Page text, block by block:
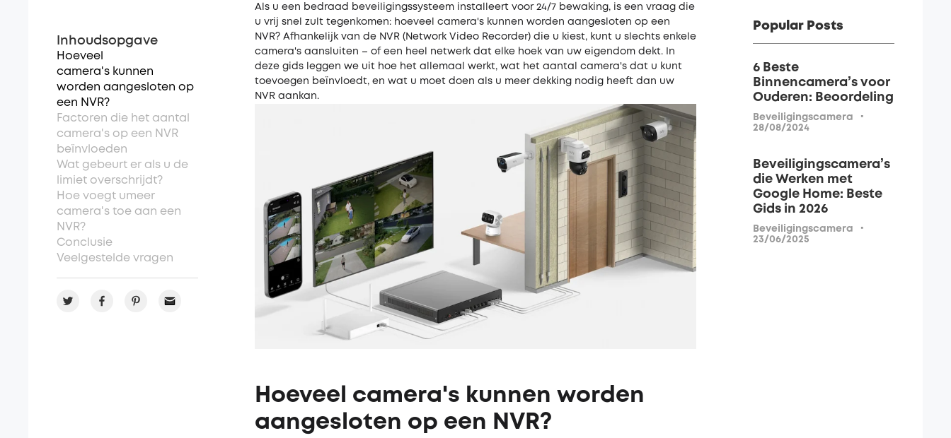
Als u een bedraad beveiligingssysteem installeert voor 24/7 bewaking, is een vraag die
u vrij snel zult tegenkomen: hoeveel camera's kunnen worden aangesloten op een
NVR? Afhankelijk van de NVR (Network Video Recorder) die u kiest, kunt u slechts enkele
camera's aansluiten – of een heel netwerk dat elke hoek van uw eigendom dekt. In
deze gids leggen we uit hoe het allemaal werkt, wat het aantal camera's dat u kunt
toevoegen beïnvloedt, en wat u moet doen als u meer dekking nodig heeft dan uw
NVR aankan.
Hoeveel camera's kunnen worden
aangesloten op een NVR?
Inhoudsopgave
Hoeveel
camera's kunnen
worden aangesloten op
een NVR?
Factoren die het aantal
camera's op een NVR
beïnvloeden
Wat gebeurt er als u de
limiet overschrijdt?
Hoe voegt umeer
camera's toe aan een
NVR?
Conclusie
Veelgestelde vragen
Popular Posts
6 Beste
Binnencamera’s voor
Ouderen: Beoordeling
Beveiligingscamera ·
28/08/2024
Beveiligingscamera’s
die Werken met
Google Home: Beste
Gids in 2026
Beveiligingscamera ·
23/06/2025